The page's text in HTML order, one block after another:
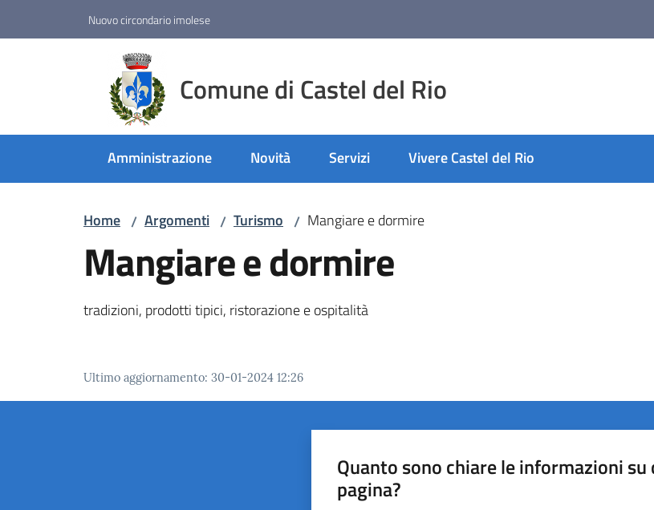
Nuovo circondario imolese
Comune di Castel del Rio
Amministrazione Novità Servizi Vivere Castel del Rio
Home / Argomenti / Turismo / Mangiare e dormire
Mangiare e dormire
tradizioni, prodotti tipici, ristorazione e ospitalità
Ultimo aggiornamento: 30-01-2024 12:26
Quanto sono chiare le informazioni su
pagina?